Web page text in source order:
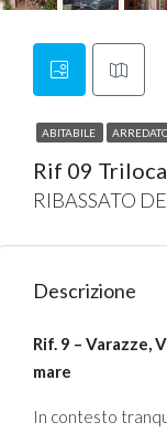
ABITABILE
Rif 09
RIBASSATO
Descrizione
Rif. 9 – Varazze,
mare
In contesto